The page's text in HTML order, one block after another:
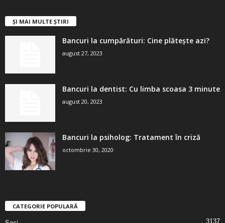
ȘI MAI MULTE ȘTIRI
Bancuri la cumpărături: Cine plătește azi?
august 27, 2023
Bancuri la dentist: Cu limba scoasa 3 minute
august 20, 2023
Bancuri la psiholog: Tratament în criză
octombrie 30, 2020
CATEGORIE POPULARĂ
3137